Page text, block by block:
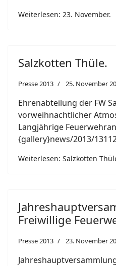
Weiterlesen: 23. November.
Salzkotten Thüle.
Presse 2013 25. November
Ehrenabteilung der FW
vorweihnachtlicher
Langjährige
{gallery}news/2013/
Weiterlesen: Salzkotten
Freiwillige
Presse 2013 23. November